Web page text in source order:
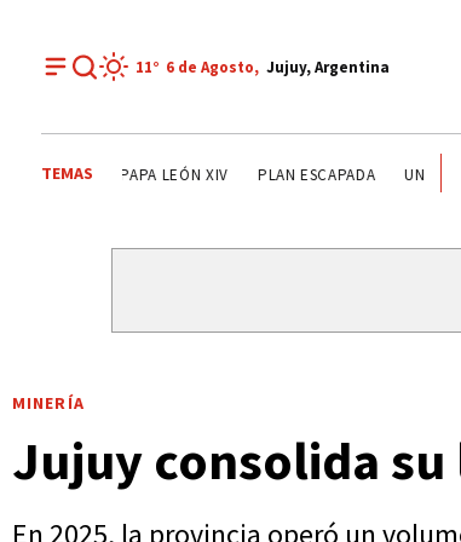
11° 6 de Agosto, Jujuy, Argentina
TEMAS LISANDRO MARTÍNEZ MISIÓN PRIMAVERA
MINERÍA
Jujuy consolida
En 2025, la provincia operó un